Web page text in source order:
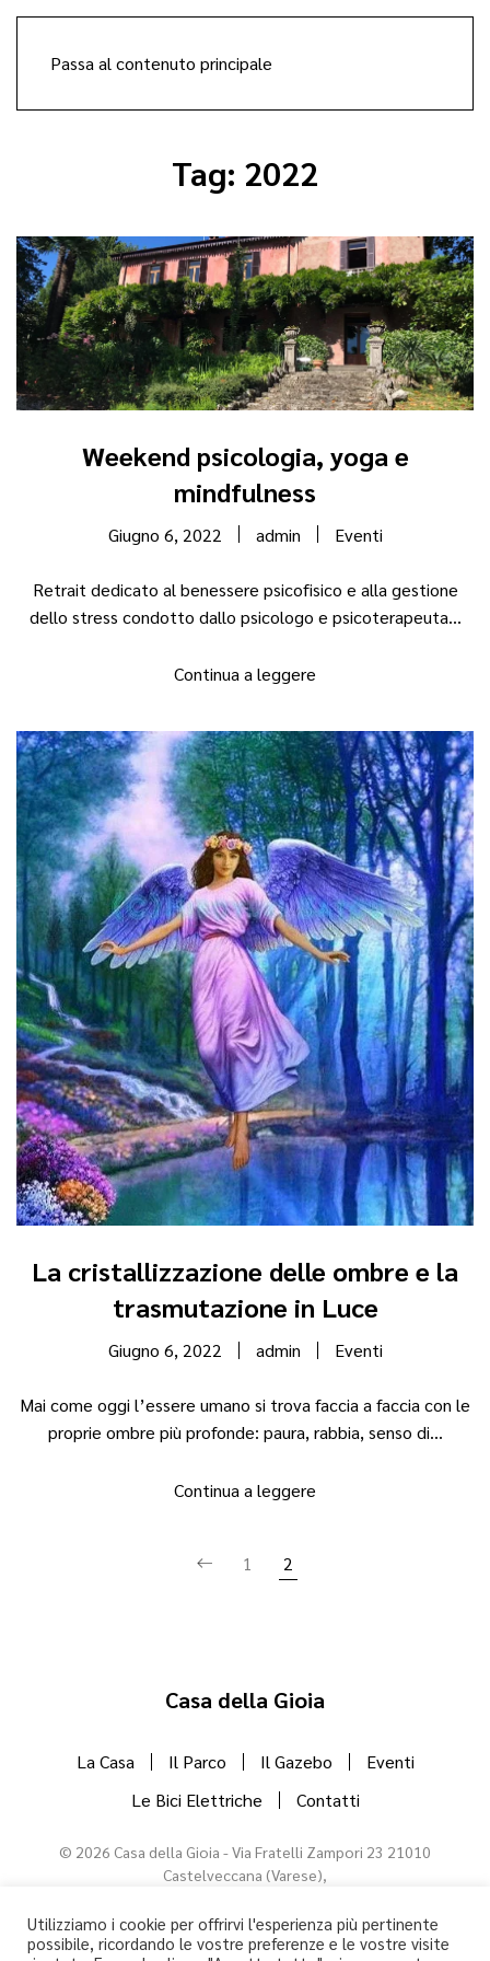
Passa al contenuto principale
Tag: 2022
Weekend psicologia, yoga e
mindfulness
Giugno 6, 2022 admin Eventi
Retrait dedicato al benessere psicofisico e alla gestione
dello stress condotto dallo psicologo e psicoterapeuta...
Continua a leggere
La cristallizzazione delle ombre e la
trasmutazione in Luce
Giugno 6, 2022 admin Eventi
Mai come oggi l’essere umano si trova faccia a faccia con le
proprie ombre più profonde: paura, rabbia, senso di...
Continua a leggere
1 2
Casa della Gioia
La Casa Il Parco Il Gazebo
Eventi
Le Bici Elettriche
Contatti
© 2026 Casa della Gioia - Via Fratelli Zampori 23 21010
Castelveccana (Varese),
Codice CIR: 012045-CNI-00035 - CIN: IT012045C2ATZYSOAD - PIVA
10802750967
Utilizziamo i cookie per offrirvi l'esperienza più pertinente
possibile, ricordando le vostre preferenze e le vostre visite